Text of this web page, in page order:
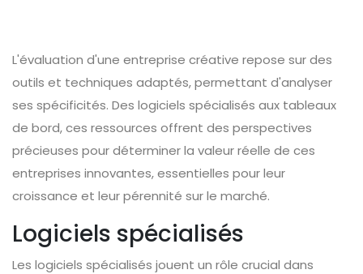
L'évaluation d'une entreprise créative repose sur des
outils et techniques adaptés, permettant d'analyser
ses spécificités. Des logiciels spécialisés aux tableaux
de bord, ces ressources offrent des perspectives
précieuses pour déterminer la valeur réelle de ces
entreprises innovantes, essentielles pour leur
croissance et leur pérennité sur le marché.
Logiciels spécialisés
Les logiciels spécialisés jouent un rôle crucial dans